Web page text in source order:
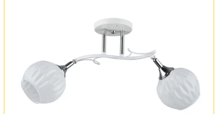
Оплата и доставка
Обмен и возврат
Установка
FAQ